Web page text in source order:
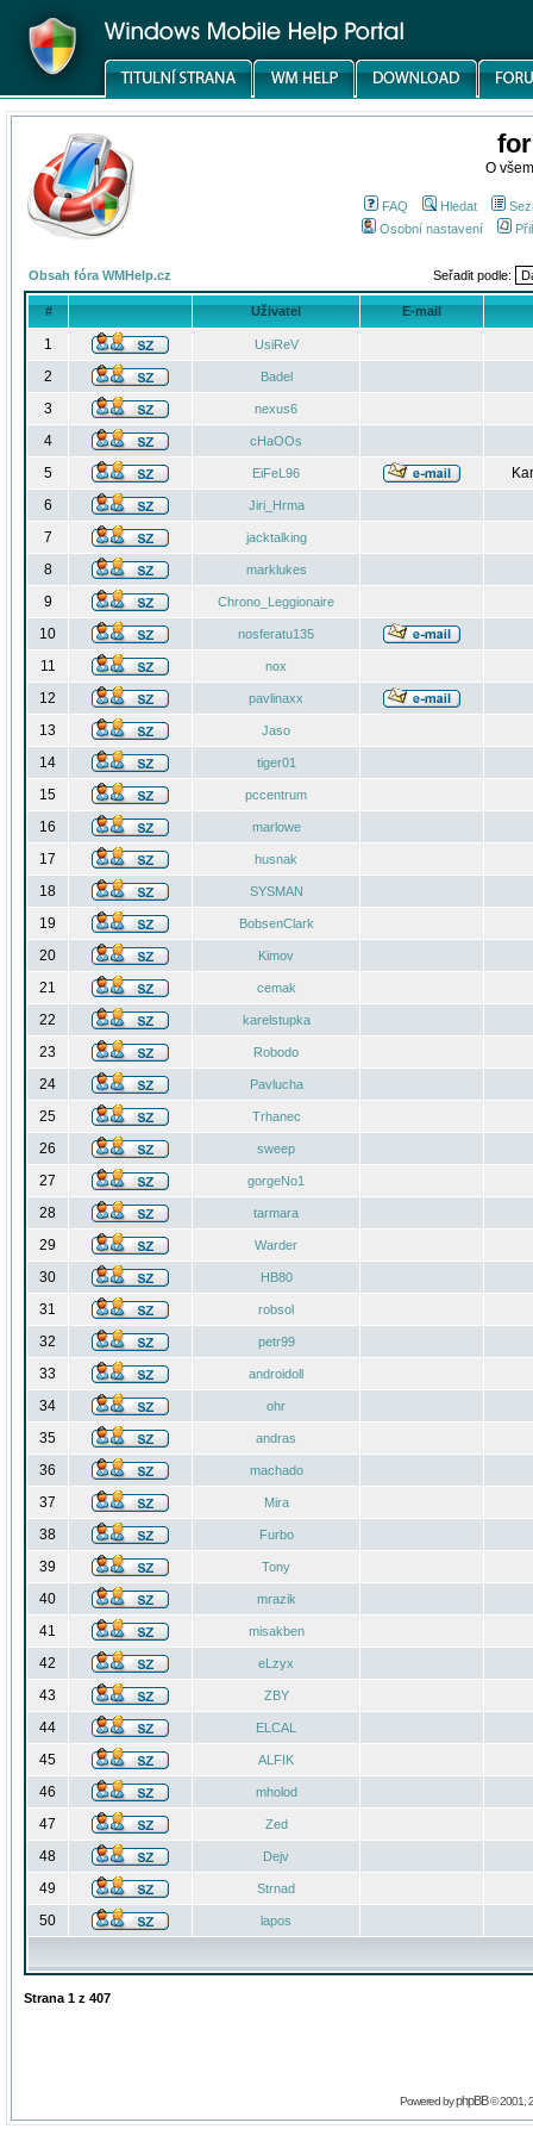
O
FAQ Hledat
Osobní nastavení
Obsah fóra WMHelp.cz Seřadit podle:
# Uživatel E-mail
1 UsiReV
2 Badel
3 nexus6
4 cHaOOs
5 EiFeL96
6
Jiri_Hrma
7 jacktalking
8 marklukes
9 Chrono_Leggionaire
10 nosferatu135
11 nox
12 pavlinaxx
13 Jaso
14 tiger01
15 pccentrum
16 marlowe
17 husnak
18 SYSMAN
19 BobsenClark
20 Kimov
21 cemak
22 karelstupka
23 Robodo
24 Pavlucha
25 Trhanec
26 sweep
27 gorgeNo1
28 tarmara
29 Warder
30 HB80
31 robsol
32 petr99
33 androidoll
34 ohr
35 andras
36 machado
37 Mira
38 Furbo
39 Tony
40 mrazik
41 misakben
42 eLzyx
43 ZBY
44 ELCAL
45 ALFIK
46 mholod
47 Zed
48 Dejv
49 Strnad
50 lapos
Strana 1 z 407
Powered byphpBB© 2001,